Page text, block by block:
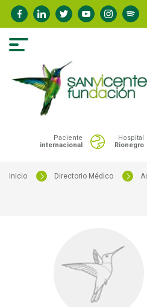
al
Portal San Vicente - Menú
Paciente
internacional
Hospital
Rionegro
Inicio Directorio Médico